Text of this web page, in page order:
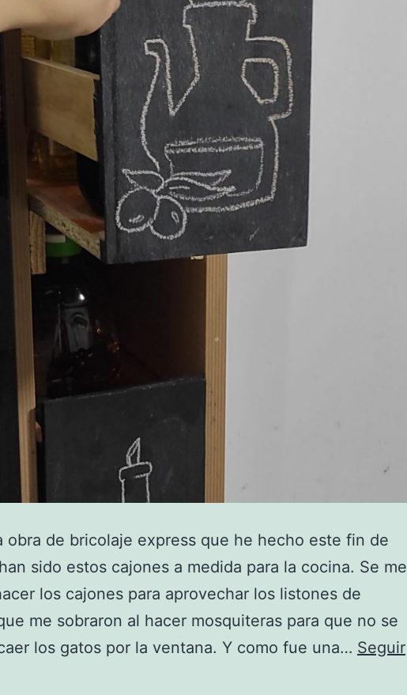
obra de bricolaje express que he hecho este fin de
sido estos cajones a medida para la cocina. Se me
los cajones para aprovechar los listones de
me sobraron al hacer mosquiteras para que no se
los gatos por la ventana. Y como fue una… Seguir